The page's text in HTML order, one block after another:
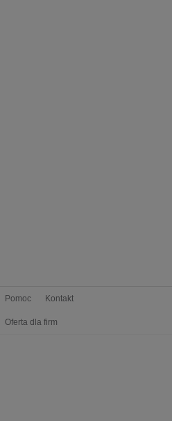
Pomoc Kontakt
Oferta dla firm